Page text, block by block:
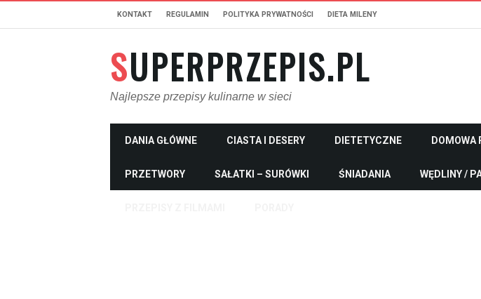
KONTAKT REGULAMIN POLITYKA PRYWATNOŚCI DIETA MILENY
SUPERPRZEPIS.PL
Najlepsze przepisy kulinarne w sieci
DANIA GŁÓWNE CIASTA I DESERY DIETETYCZNE DOMOWA
PRZETWORY SAŁATKI – SURÓWKI ŚNIADANIA WĘDLINY /